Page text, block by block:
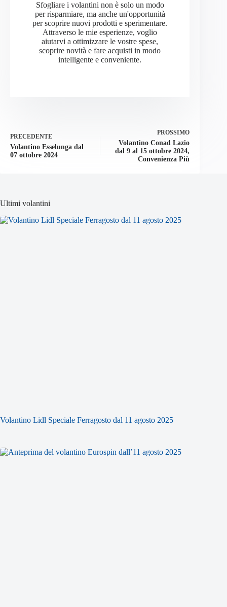
Sfogliare i volantini non è solo un modo
per risparmiare, ma anche un'opportunità
per scoprire nuovi prodotti e sperimentare.
Attraverso le mie esperienze, voglio
aiutarvi a ottimizzare le vostre spese,
scoprire novità e fare acquisti in modo
intelligente e conveniente.
PRECEDENTE
Volantino Esselunga dal
07 ottobre 2024
PROSSIMO
Volantino Conad Lazio
dal 9 al 15 ottobre 2024,
Convenienza Più
Ultimi volantini
Volantino Lidl Speciale Ferragosto dal 11 agosto 2025